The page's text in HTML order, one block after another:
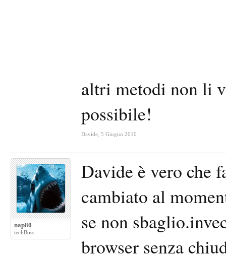
altri metodi non li
possibile!
Davide 5 Giugno 2010
nap80
techBoss
Davide è vero che
cambiato al
se non
browser senza